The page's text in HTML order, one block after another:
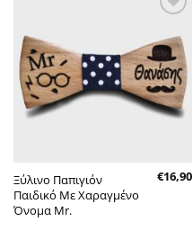
στην λίστα
επιθυμητών
Ξύλινο Παπιγιόν
Παιδικό Με Χαραγμένο
Όνομα Mr.
€16,90